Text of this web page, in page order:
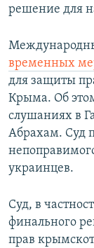
решение для
временных
для защиты
Крыма. Об
слушаниях в
Абрахам. Суд
украинцев.
Суд, в
финального
прав